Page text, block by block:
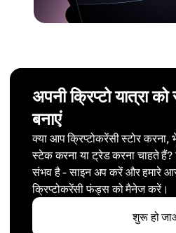
अपनी क्रिप्टो यात्रा
बनाएं
क्या आप क्रिप्टोकरेंसी स्टोर करना,
स्टेक करना या ट्रेड करना चाहते
संभव है - साइन अप करें और हमारे
क्रिप्टोकरेंसी फंड्स को मैनेज करें।
शुरू हो